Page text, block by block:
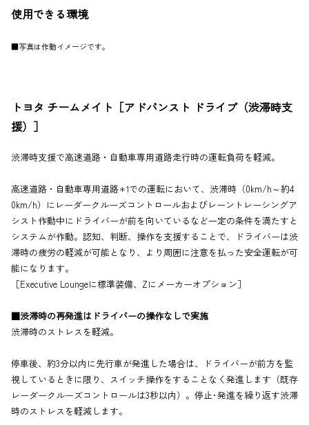
使用できる環境
■写真は作動イメージです。
トヨタ チームメイト［アドバンスト ドライブ（渋滞時支
援）］
渋滞時支援で高速道路・自動車専用道路走行時の運転負荷を軽減。
高速道路・自動車専用道路＊1での運転において、渋滞時（0km/h～約4
0km/h）にレーダークルーズコントロールおよびレーントレーシングア
シスト作動中にドライバーが前を向いているなど一定の条件を満たすと
システムが作動。認知、判断、操作を支援することで、ドライバーは渋
滞時の疲労の軽減が可能となり、より周囲に注意を払った安全運転が可
能になります。
［Executive Loungeに標準装備、Zにメーカーオプション］
■渋滞時の再発進はドライバーの操作なしで実施
渋滞時のストレスを軽減。
停車後、約3分以内に先行車が発進した場合は、ドライバーが前方を監
視しているときに限り、スイッチ操作をすることなく発進します（既存
レーダークルーズコントロールは3秒以内）。停止･発進を繰り返す渋滞
時のストレスを軽減します。